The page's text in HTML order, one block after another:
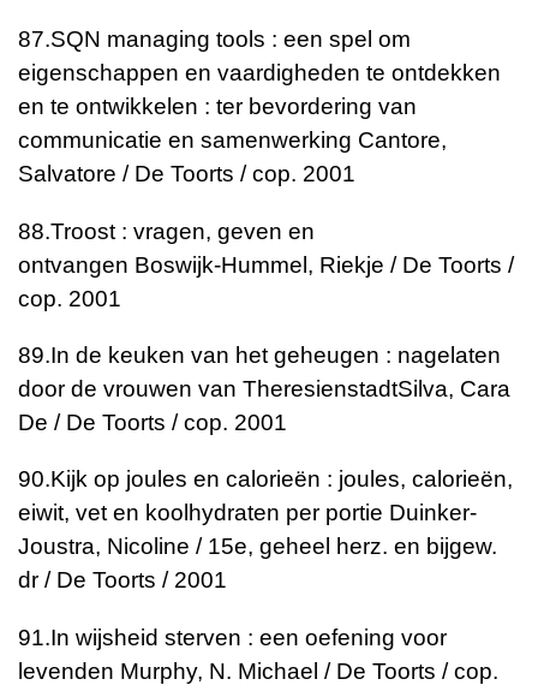
87.SQN managing tools : een spel om
eigenschappen en vaardigheden te ontdekken
en te ontwikkelen : ter bevordering van
communicatie en samenwerking Cantore,
Salvatore / De Toorts / cop. 2001
88.Troost : vragen, geven en
ontvangen Boswijk-Hummel, Riekje / De Toorts /
cop. 2001
89.In de keuken van het geheugen : nagelaten
door de vrouwen van TheresienstadtSilva, Cara
De / De Toorts / cop. 2001
90.Kijk op joules en calorieën : joules, calorieën,
eiwit, vet en koolhydraten per portie Duinker-
Joustra, Nicoline / 15e, geheel herz. en bijgew.
dr / De Toorts / 2001
91.In wijsheid sterven : een oefening voor
levenden Murphy, N. Michael / De Toorts / cop.